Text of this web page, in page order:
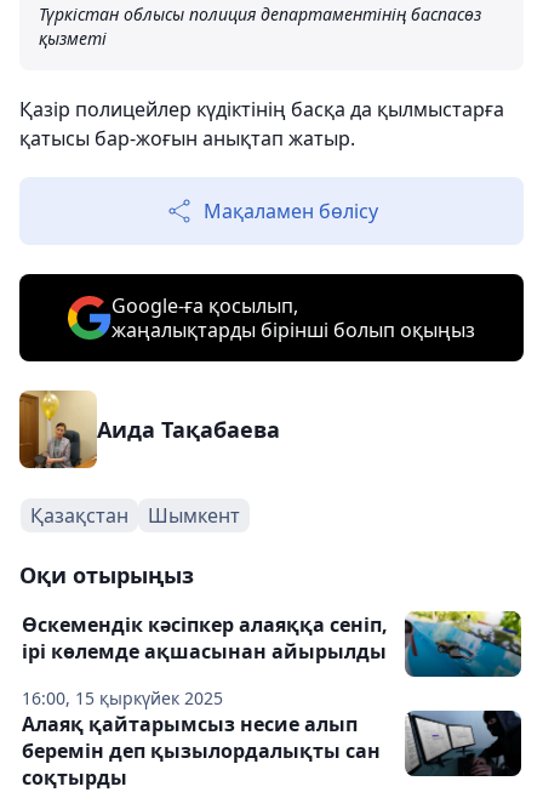
Түркістан облысы полиция департаментінің баспасөз
қызметі
Қазір полицейлер күдіктінің басқа да қылмыстарға
қатысы бар-жоғын анықтап жатыр.
Мақаламен бөлісу
Google-ға қосылып,
жаңалықтарды бірінші болып оқыңыз
Аида Тақабаева
Қазақстан Шымкент
Оқи отырыңыз
16:00, 15 қыркүйек 2025
Өскемендік кәсіпкер алаяққа сеніп,
ірі көлемде ақшасынан айырылды
Алаяқ қайтарымсыз несие алып
беремін деп қызылордалықты сан
соқтырды